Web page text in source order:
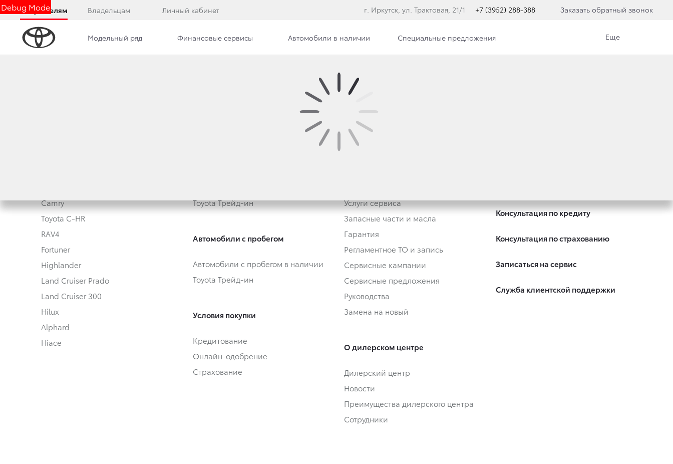
Debug Mode
Покупателям Владельцам Личный кабинет г. Иркутск, ул. Трактовая, 21/1 +7 (3952) 288-388 Заказать обратный звонок
Модельный ряд Финансовые сервисы Автомобили в наличии Специальные предложения Еще
Camry
Toyota C-HR
RAV4
Fortuner
Highlander
Land Cruiser Prado
Land Cruiser 300
Hilux
Alphard
Hiace
Toyota Трейд-ин
Автомобили с пробегом
Автомобили с пробегом в наличии
Toyota Трейд-ин
Условия покупки
Кредитование
Онлайн-одобрение
Страхование
Услуги сервиса
Запасные части и масла
Гарантия
Регламентное ТО и запись
Сервисные кампании
Сервисные предложения
Руководства
Замена на новый
О дилерском центре
Дилерский центр
Новости
Преимущества дилерского центра
Сотрудники
Консультация по кредиту
Консультация по страхованию
Записаться на сервис
Служба клиентской поддержки